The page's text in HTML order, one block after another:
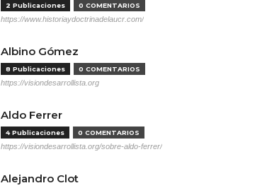
2 Publicaciones 0 COMENTARIOS
https://www.historiaydoctrinadelaucr.com/
Albino Gómez
8 Publicaciones 0 COMENTARIOS
https://visiondesarrollista.org
Aldo Ferrer
4 Publicaciones 0 COMENTARIOS
https://visiondesarrollista.org/sobre-aldo-ferrer/
Alejandro Clot